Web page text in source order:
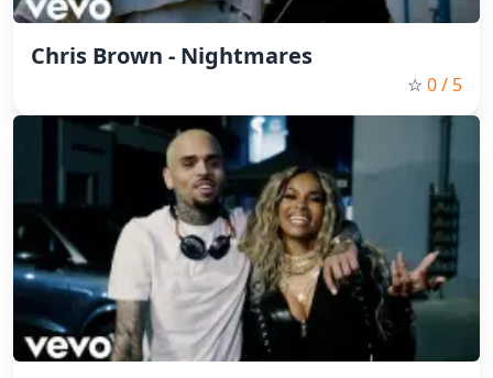
Chris Brown - Nightmares
☆ 0/ 5